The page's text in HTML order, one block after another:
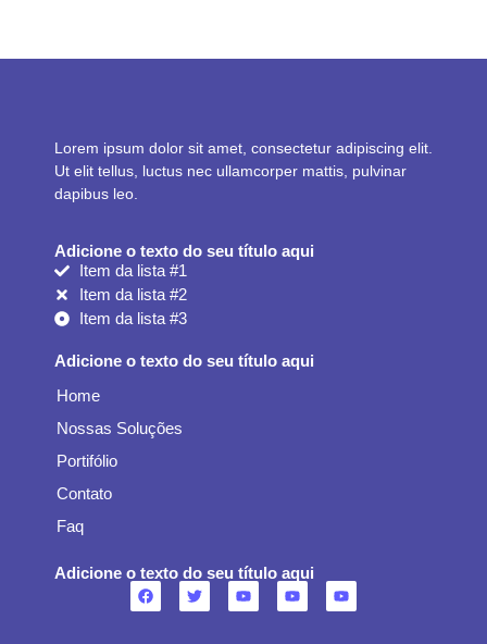
Lorem ipsum dolor sit amet, consectetur adipiscing elit.
Ut elit tellus, luctus nec ullamcorper mattis, pulvinar
dapibus leo.
Adicione o texto do seu título aqui
Item da lista #1
Item da lista #2
Item da lista #3
Adicione o texto do seu título aqui
Home
Nossas Soluções
Portifólio
Contato
Faq
Adicione o texto do seu título aqui